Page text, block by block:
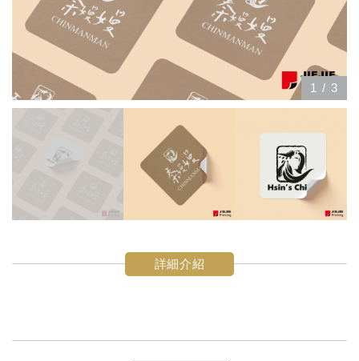
1 / 3
詳細介紹